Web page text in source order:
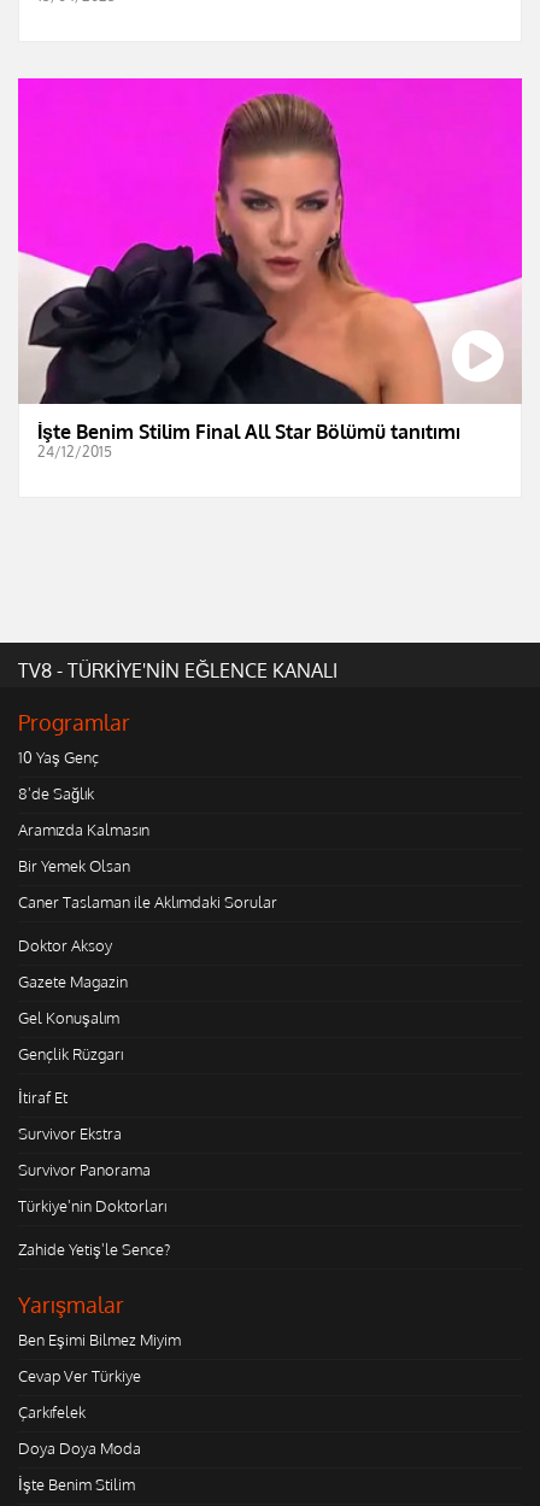
İşte Benim Stilim Final All Star Bölümü tanıtımı
24/12/2015
TV8 - TÜRKİYE'NİN EĞLENCE KANALI
Programlar
10 Yaş Genç
8'de Sağlık
Aramızda Kalmasın
Bir Yemek Olsan
Caner Taslaman ile Aklımdaki Sorular
Doktor Aksoy
Gazete Magazin
Gel Konuşalım
Gençlik Rüzgarı
İtiraf Et
Survivor Ekstra
Survivor Panorama
Türkiye'nin Doktorları
Zahide Yetiş'le Sence?
Yarışmalar
Ben Eşimi Bilmez Miyim
Cevap Ver Türkiye
Çarkıfelek
Doya Doya Moda
İşte Benim Stilim